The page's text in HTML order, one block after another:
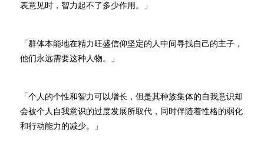
表意见时，智力起不了多少作用。」
「群体本能地在精力旺盛信仰坚定的人中间寻找自己的主子，
他们永远需要这种人物。」
「个人的个性和智力可以增长，但是其种族集体的自我意识却
会被个人自我意识的过度发展所取代，同时伴随着性格的弱化
和行动能力的减少。」